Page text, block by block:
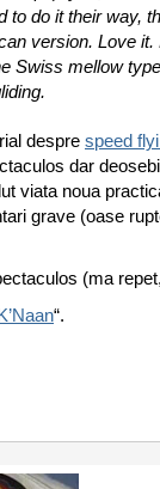
to do it their way,
version. Love it.
Swiss mellow
despre speed
dar
viata noua
grave (oase
(ma
“.